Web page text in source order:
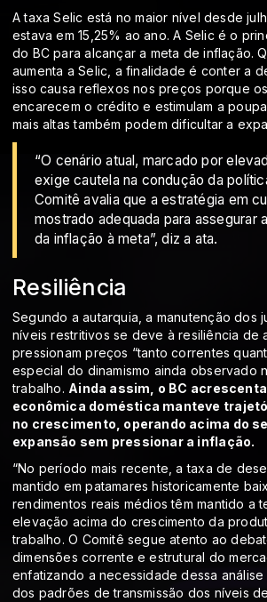
A taxa Selic está no maior nível desde
estava em 15,25% ao ano. A Selic é o
do BC para alcançar a meta de inflação.
aumenta a Selic, a finalidade é conter a
isso causa reflexos nos preços porque
encarecem o crédito e estimulam a
mais altas também podem dificultar a
“O cenário atual, marcado por
exige cautela na condução da
Comitê avalia que a estratégia em
mostrado adequada para assegurar
da inflação à meta”, diz a ata.
Resiliência
Segundo a autarquia, a manutenção dos
níveis restritivos se deve à resiliência de
pressionam preços “tanto correntes
especial do dinamismo ainda observado
trabalho. Ainda assim, o BC
econômica doméstica manteve
no crescimento, operando acima do
expansão sem pressionar a inflação.
“No período mais recente, a taxa de
mantido em patamares historicamente
rendimentos reais médios têm mantido a
elevação acima do crescimento da
trabalho. O Comitê segue atento ao
dimensões corrente e estrutural do
enfatizando a necessidade dessa
dos padrões de transmissão dos níveis